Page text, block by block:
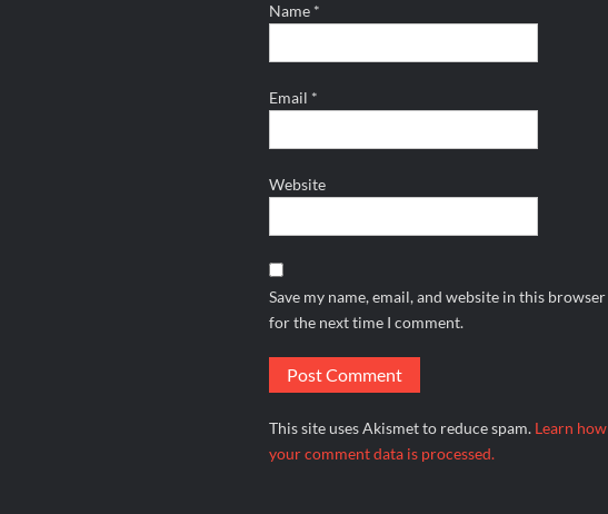
Name *
Email *
Website
Save my name, email, and website in this browser
for the next time I comment.
This site uses Akismet to reduce spam. Learn how
your comment data is processed.